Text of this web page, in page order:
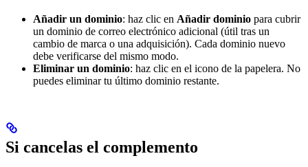
Añadir un dominio: haz clic en Añadir dominio para cubrir
un dominio de correo electrónico adicional (útil tras un
cambio de marca o una adquisición). Cada dominio nuevo
debe verificarse del mismo modo.
Eliminar un dominio: haz clic en el icono de la papelera. No
puedes eliminar tu último dominio restante.
Si cancelas el complemento